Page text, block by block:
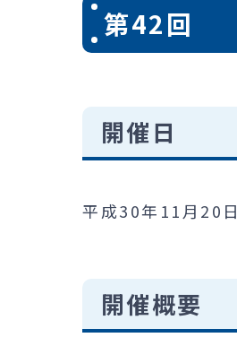
第42回
開催日
平成30年11月20日
開催概要